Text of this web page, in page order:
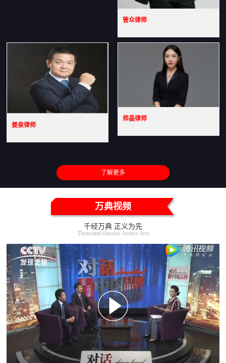
管众律师
姜泉律师
师晶律师
了解更多
万典视频
千经万典 正义为先
Thousand classics Justice first